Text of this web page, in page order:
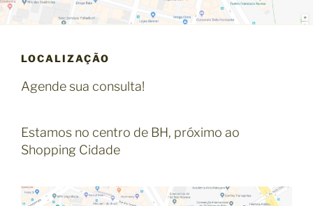
LOCALIZAÇÃO
Agende sua consulta!
Estamos no centro de BH, próximo ao
Shopping Cidade